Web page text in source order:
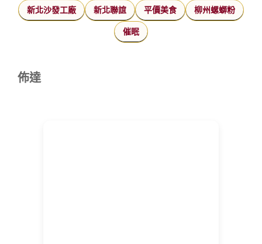
新北沙發工廠 新北聯誼 平價美食 柳州螺螄粉
催眠
佈達